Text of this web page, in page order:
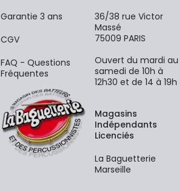
Garantie 3 ans
CGV
FAQ - Questions
Fréquentes
36/38 rue Victor
Massé
75009 PARIS
Ouvert du mardi au
samedi de 10h à
12h30 et de 14 à 19h
Magasins
Indépendants
Licenciés
La Baguetterie
Marseille